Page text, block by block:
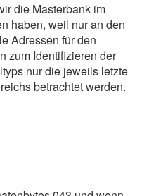
die Masterbank im
haben, weil nur an den
Adressen für den
zum Identifizieren der
nur die jeweils letzte
betrachtet werden.